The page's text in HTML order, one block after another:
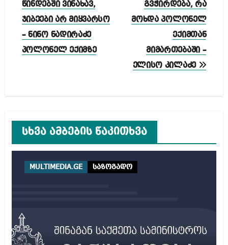
ნავიგაცია
წინდებში ვინახავ,
ჯიბეები არ მიყვარსო
– ნინო ნადირაძე
პოლონელ ექიმზე
გვჭირდება, რა
მოხდა პოლონელ
ექიმთან
მიმართებაში –
ელისო კილაძე
სხვა ამბების წაკითხვა
MULTIMEDIA.GE საზოგადო